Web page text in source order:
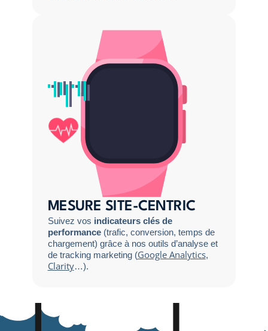
MESURE SITE-CENTRIC
Suivez vos indicateurs clés de
performance(trafic, conversion, temps de
chargement) grâce à nos outils d’analyse et
de tracking marketing (Google Analytics,
Clarity…).